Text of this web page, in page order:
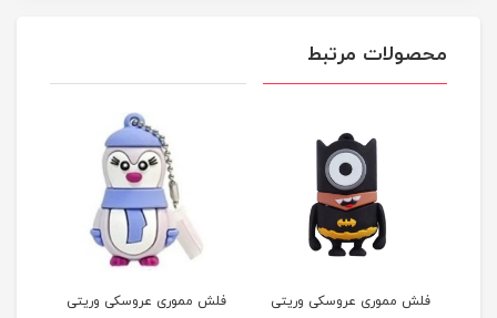
محصولات مرتبط
فلش مموری عروسکی وریتی
فلش مموری عروسکی وریتی